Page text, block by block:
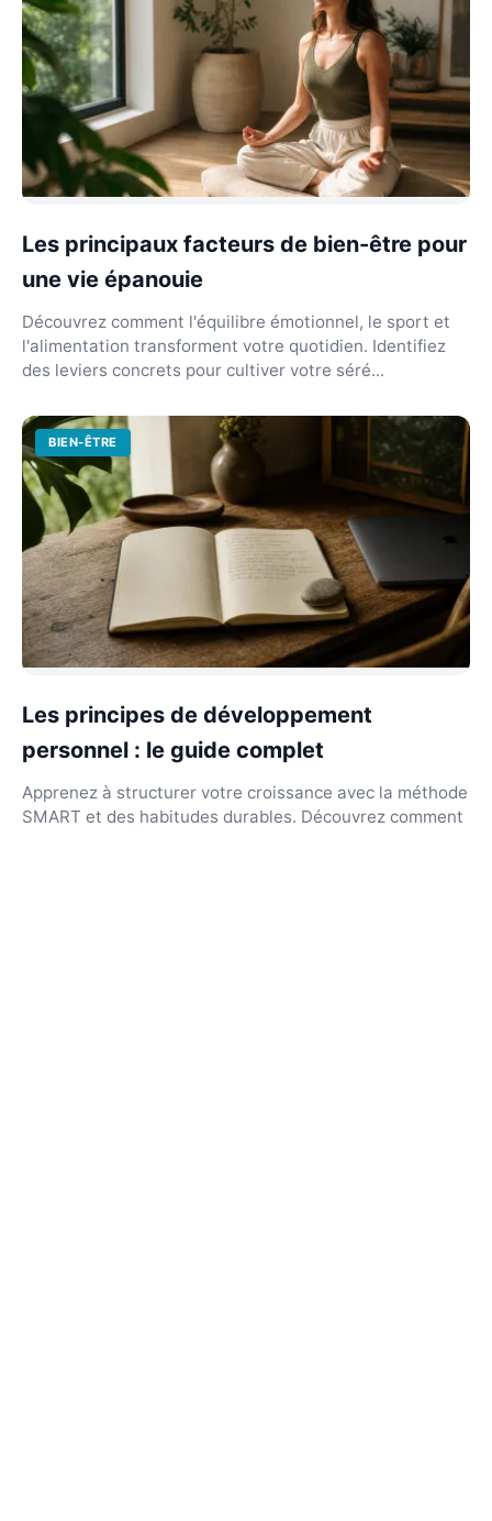
Les principaux facteurs de bien-être pour
une vie épanouie
Découvrez comment l'équilibre émotionnel, le sport et
l'alimentation transforment votre quotidien. Identifiez
des leviers concrets pour cultiver votre séré...
BIEN-ÊTRE
Les principes de développement
personnel : le guide complet
Apprenez à structurer votre croissance avec la méthode
SMART et des habitudes durables. Découvrez comment